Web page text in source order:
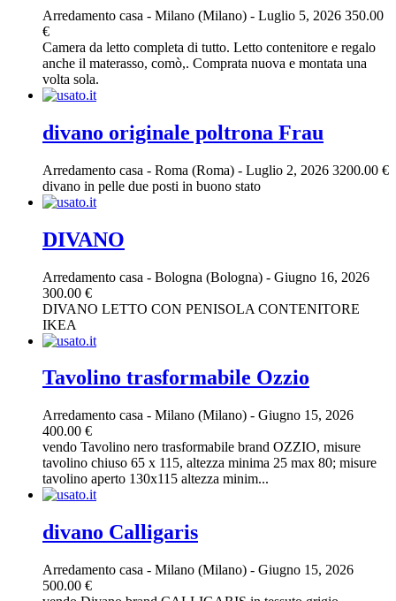
Arredamento casa - Milano (Milano) - Luglio 5, 2026 350.00
€
Camera da letto completa di tutto. Letto contenitore e regalo
anche il materasso, comò,. Comprata nuova e montata una
volta sola.
divano originale poltrona Frau
Arredamento casa - Roma (Roma) - Luglio 2, 2026 3200.00 €
divano in pelle due posti in buono stato
DIVANO
Arredamento casa - Bologna (Bologna) - Giugno 16, 2026
300.00 €
DIVANO LETTO CON PENISOLA CONTENITORE
IKEA
Tavolino trasformabile Ozzio
Arredamento casa - Milano (Milano) - Giugno 15, 2026
400.00 €
vendo Tavolino nero trasformabile brand OZZIO, misure
tavolino chiuso 65 x 115, altezza minima 25 max 80; misure
tavolino aperto 130x115 altezza minim...
divano Calligaris
Arredamento casa - Milano (Milano) - Giugno 15, 2026
500.00 €